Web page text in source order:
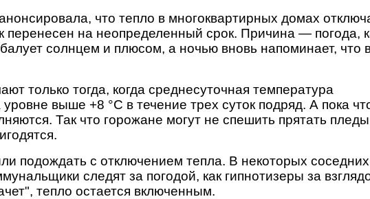
что тепло в многоквартирных домах
перенесен на неопределенный срок. Причина — погода,
солнцем и плюсом, а ночью вновь напоминает, что
только тогда, когда среднесуточная температура
выше +8 °C в течение трех суток подряд. А пока
Так что горожане могут не спешить прятать
подождать с отключением тепла. В некоторых соседних
следят за погодой, как гипнотизеры за
тепло остается включенным.